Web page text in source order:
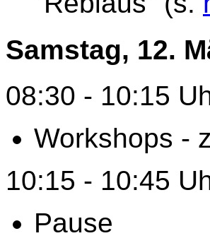
Samstag, 12.
08:30 - 10:15
Workshops -
10:15 - 10:45
Pause